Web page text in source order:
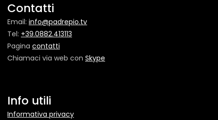
Contatti
Email: info@padrepio.tv
Tel: +39.0882.413113
Pagina contatti
Chiamaci via web con Skype
Info utili
Informativa privacy